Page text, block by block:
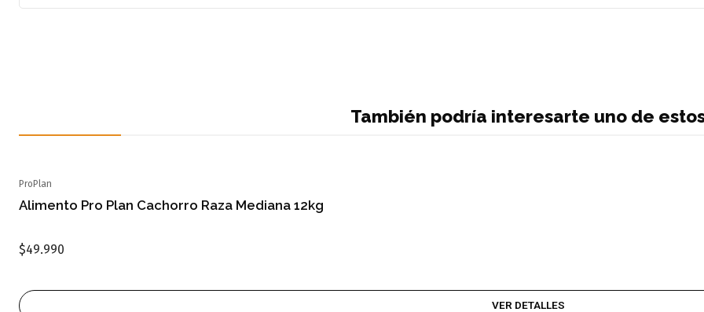
También podría interesarte uno de
ProPlan
Alimento Pro Plan Cachorro Raza Mediana 12kg
$49.990
VER DETALLES